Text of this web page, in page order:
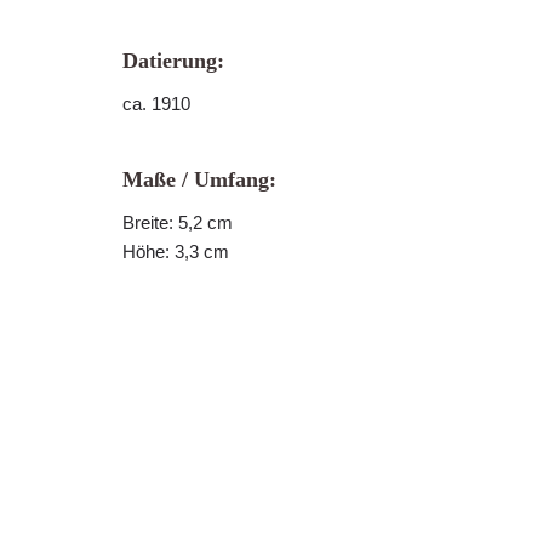
Datierung:
ca. 1910
Maße / Umfang:
Breite: 5,2 cm
Höhe: 3,3 cm